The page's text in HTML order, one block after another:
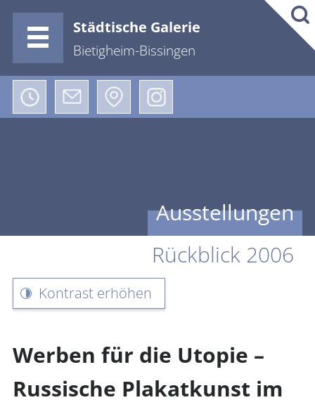
Städtische Galerie
Bietigheim-Bissingen
Ausstellungen
Rückblick 2006
Kontrast erhöhen
Werben für die Utopie –
Russische Plakatkunst im